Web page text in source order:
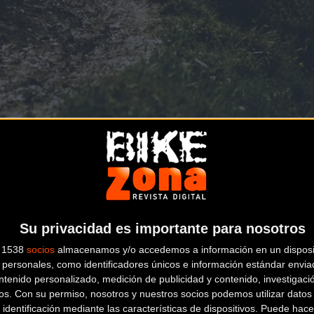
Su privacidad es importante para nosotros
socios almacenamos y/o accedemos a información en un
como identificadores únicos e información estándar
personalizado, medición de publicidad y contenido,
Con su permiso, nosotros y nuestros socios podemos utilizar
mediante las características de dispositivos. Puede
contada por ellos:
con una mirada, un gesto con la cabeza o un buen
de mundos diferentes: Daniel, con una
alpinos y los bike parks. Dos riders que no nos hemos
aprender. Historias y recuerdos que sin saberlo van a